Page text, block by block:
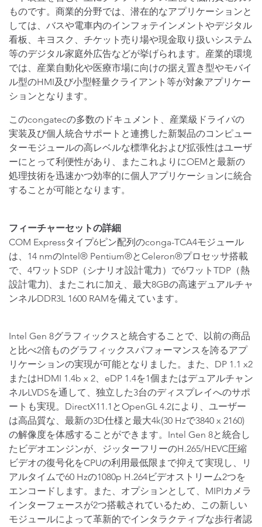
ものです。商業的分野では、潜在的なアプリケーションと
しては、バスや電車内のインフォテインメントやデジタル
看板、キヨスク、チケット売り場や現金取り扱いシステム
等のデジタル家庭外広告などが挙げられます。産業的環境
では、産業自動化や医療市場に向けの据え置き型やモバイ
ル型のHMI及び小型軽量クライアント等が対象アプリケー
ションとなります。
このcongatecの多数のドキュメント、産業級ドライバの
実装及び個人統合サポートと連携した新製品のコンピュー
ターモジュールの高レベルな標準化および拡張性はユーザ
ーにとって利便性があり、またこれよりにOEMと最新の
処理技術を迅速かつ効率的に個人アプリケーションに統合
することが可能となります。
フィーチャーセットの詳細
COM Expressタイプ6ピン配列のconga-TCA4モジュール
は、14 nmのIntel® Pentium®とCeleron®プロセッサ搭載
で、4ワットSDP（シナリオ設計電力）で6ワットTDP（熱
設計電力)、またこれに加え、最大8GBの高速デュアルチャ
ンネルDDR3L 1600 RAMを備えています。
Intel Gen 8グラフィックスと統合することで、以前の商品
と比べ2倍ものグラフィックスパフォーマンスを誇るアプ
リケーションの実現が可能となりました。また、DP 1.1 x2
またはHDMI 1.4b x 2、eDP 1.4を1個またはデュアルチャン
ネルLVDSを通して、独立した3台のディスプレイへのサポ
ートも実現。DirectX11.1とOpenGL 4.2により、ユーザー
は高品質な、最新の3D仕様と最大4k(30 Hzで3840 x 2160)
の解像度を体感することができます。Intel Gen 8と統合し
たビデオエンジンが、ジッターフリーのH.265/HEVC圧縮
ビデオの復号化をCPUの利用最低限まで抑えて実現し、リ
アルタイムで60 Hzの1080p H.264ビデオストリーム2つを
エンコードします。また、オプションとして、MIPIカメラ
インターフェースが2つ搭載されているため、この新しい
モジュールによって革新的でインタラクティブな歩行者認